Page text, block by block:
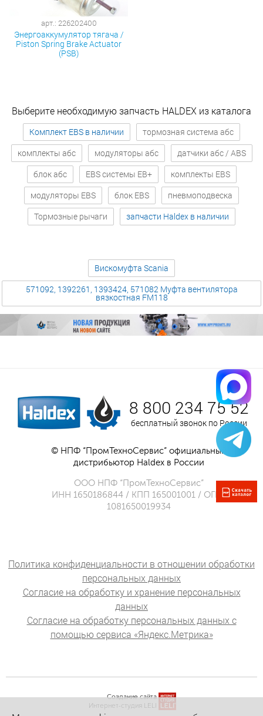
арт.: 226202400
Энергоаккумулятор тягача /
Piston Spring Brake Actuator
(PSB)
Выберите необходимую запчасть HALDEX из каталога
Комплект EBS в наличии
тормозная система абс
комплекты абс
модуляторы абс
датчики абс / ABS
блок абс
EBS системы EB+
комплекты EBS
модуляторы EBS
блок EBS
пневмоподвеска
Тормозные рычаги
запчасти Haldex в наличии
Вискомуфта Scania
571092, 1392261, 1393424, 571082 Муфта вентилятора
вязкостная FM118
8 800 234 75 52
бесплатный звонок по России
© НПФ “ПромТехноСервис” официальный
дистрибьютор Haldex в России
ООО НПФ “ПромТехноСервис”
ИНН 1650186844 / КПП 165001001 / ОГРН
1081650019934
Политика конфиденциальности в отношении обработки
персональных данных
Согласие на обработку и хранение персональных
данных
Согласие на обработку персональных данных с
помощью сервиса «Яндекс.Метрика»
Создание сайта
Интернет-студия LELI